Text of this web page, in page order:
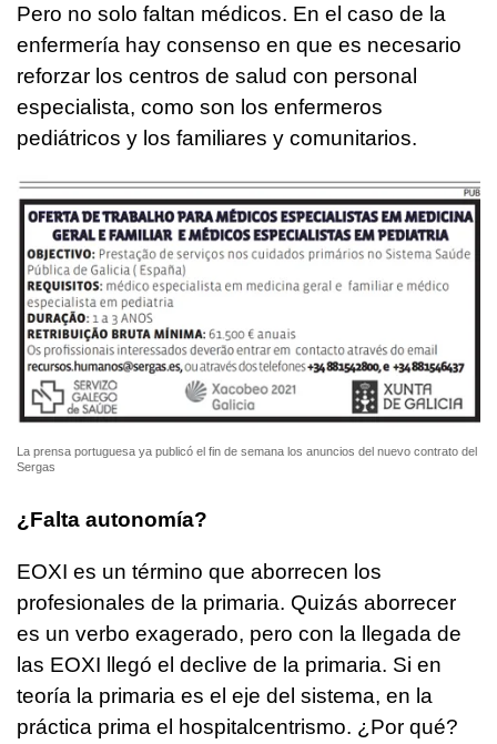
Pero no solo faltan médicos. En el caso de la
enfermería hay consenso en que es necesario
reforzar los centros de salud con personal
especialista, como son los enfermeros
pediátricos y los familiares y comunitarios.
La prensa portuguesa ya publicó el fin de semana los anuncios del nuevo contrato del
Sergas
¿Falta autonomía?
EOXI es un término que aborrecen los
profesionales de la primaria. Quizás aborrecer
es un verbo exagerado, pero con la llegada de
las EOXI llegó el declive de la primaria. Si en
teoría la primaria es el eje del sistema, en la
práctica prima el hospitalcentrismo. ¿Por qué?